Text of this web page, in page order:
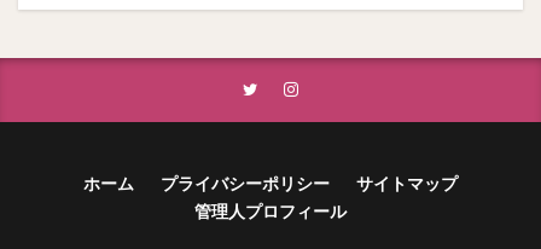
ホーム プライバシーポリシー
サイトマップ
管理人プロフィール